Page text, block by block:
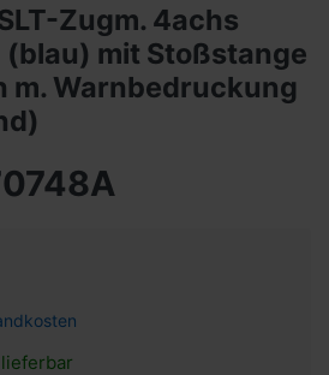
Zugm. 4achs
mit Stoßstange
m. Warnbedruckung